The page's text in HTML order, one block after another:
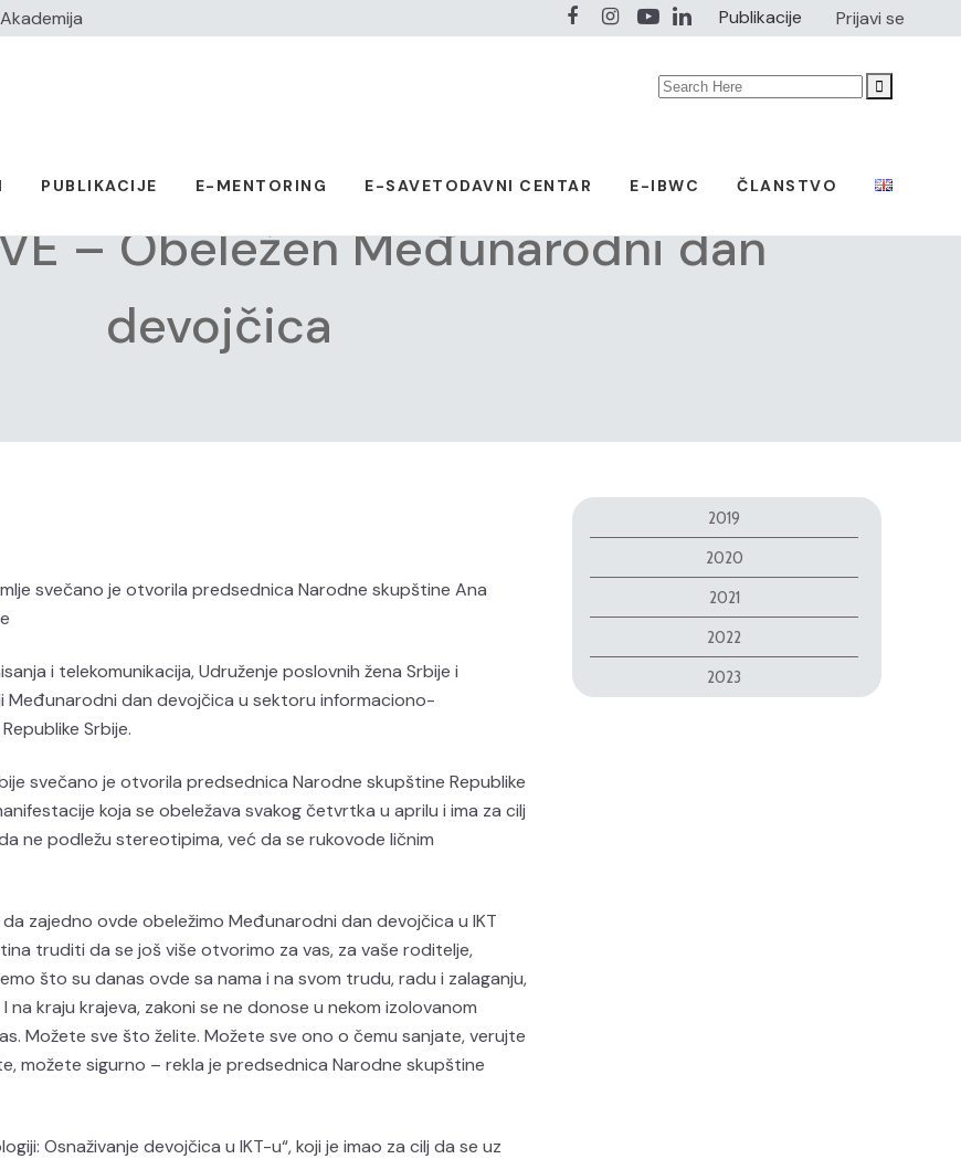
Publikacije Prijavi se
Search
PUBLIKACIJE E-MENTORING E-SAVETODAVNI CENTAR E-IBWC ČLANSTVO
– Obeležen Međunarodni dan
devojčica
svečano je otvorila predsednica Narodne skupštine Ana
i telekomunikacija, Udruženje poslovnih žena Srbije i
Međunarodni dan devojčica u sektoru informaciono-
Srbije.
svečano je otvorila predsednica Narodne skupštine Republike
koja se obeležava svakog četvrtka u aprilu i ima za cilj
ne podležu stereotipima, već da se rukovode ličnim
zajedno ovde obeležimo Međunarodni dan devojčica u IKT
truditi da se još više otvorimo za vas, za vaše roditelje,
što su danas ovde sa nama i na svom trudu, radu i zalaganju,
kraju krajeva, zakoni se ne donose u nekom izolovanom
Možete sve što želite. Možete sve ono o čemu sanjate, verujte
možete sigurno – rekla je predsednica Narodne skupštine
Osnaživanje devojčica u IKT-u“, koji je imao za cilj da se uz
2019
2020
2021
2022
2023